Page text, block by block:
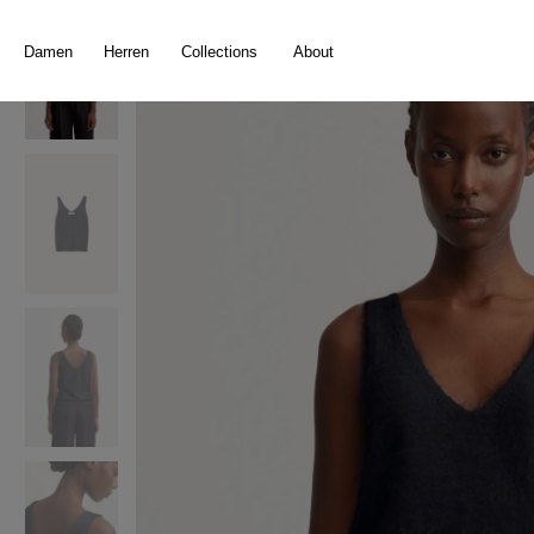
Damen Herren Collections About